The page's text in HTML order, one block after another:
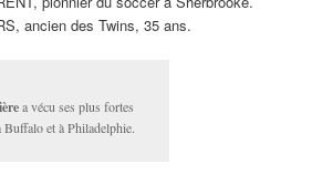
ancien des Twins, 35 ans.
a vécu ses plus fortes
Buffalo et à Philadelphie.